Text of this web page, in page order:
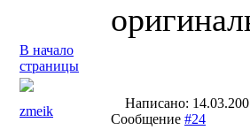
В начало
страницы
zmeik
Написано:
Сообщение #24